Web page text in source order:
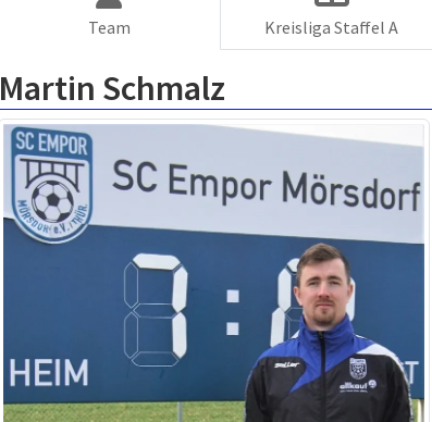
Team Kreisliga Staffel A
Martin Schmalz